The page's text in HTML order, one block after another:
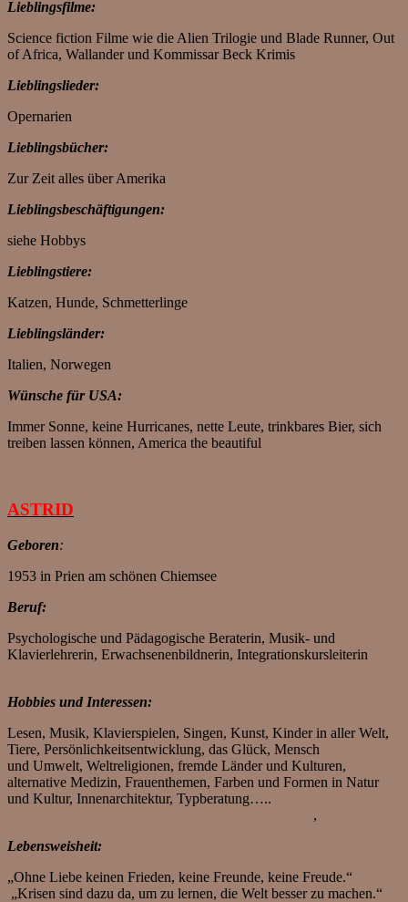
Lieblingsfilme:
Science fiction Filme wie die Alien Trilogie und Blade Runner, Out
of Africa, Wallander und Kommissar Beck Krimis
Lieblingslieder:
Opernarien
Lieblingsbücher:
Zur Zeit alles über Amerika
Lieblingsbeschäftigungen:
siehe Hobbys
Lieblingstiere:
Katzen, Hunde, Schmetterlinge
Lieblingsländer:
Italien, Norwegen
Wünsche für USA:
Immer Sonne, keine Hurricanes, nette Leute, trinkbares Bier, sich
treiben lassen können, America the beautiful
ASTRID
Geboren:
1953 in Prien am schönen Chiemsee
Beruf:
Psychologische und Pädagogische Beraterin, Musik- und
Klavierlehrerin, Erwachsenenbildnerin, Integrationskursleiterin
Hobbies und Interessen:
Lesen, Musik, Klavierspielen, Singen, Kunst, Kinder in aller Welt,
Tiere, Persönlichkeitsentwicklung, das Glück, Mensch
und Umwelt, Weltreligionen, fremde Länder und Kulturen,
alternative Medizin, Frauenthemen, Farben und Formen in Natur
und Kultur, Innenarchitektur, Typberatung…..
,
Lebensweisheit:
„Ohne Liebe keinen Frieden, keine Freunde, keine Freude.“
„Krisen sind dazu da, um zu lernen, die Welt besser zu machen.“